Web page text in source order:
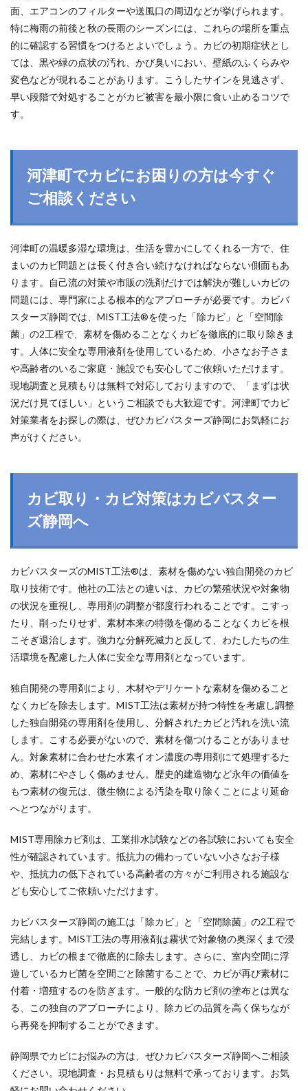
面、エアコンのフィルターや送風口の周辺などが挙げられます。
特に梅雨の前後と秋の長雨のシーズンには、これらの場所を重点
的に確認する習慣をつけるとよいでしょう。カビの初期症状とし
ては、黒や緑の点状の汚れ、かび臭いにおい、壁紙のふくらみや
変色などが現れることがあります。こうしたサインを見逃さず、
早い段階で対処することがカビ被害を最小限に食い止めるコツで
す。
河津町でカビにお困りの方は今すぐ
ご相談ください
河津町の温暖多湿な環境は、生活を豊かにしてくれる一方で、住
まいのカビ問題とは長く付き合い続けなければならない側面もあ
ります。自己流の対策や市販の洗剤だけでは解決が難しいカビの
問題には、専門家による根本的なアプローチが必要です。カビバ
スターズ静岡では、MIST工法®を使った「除カビ」と「空間除
菌」の2工程で、素材を傷めることなくカビを徹底的に取り除きま
す。人体に安全な専用液剤を使用しているため、小さなお子さま
や高齢者のいるご家庭・施設でも安心してご依頼いただけます。
現地調査と見積もりは無料で対応しておりますので、「まずは状
況だけ見てほしい」というご相談でも大歓迎です。河津町でカビ
対策業者をお探しの際は、ぜひカビバスターズ静岡にお気軽にお
声がけください。
カビ取り・カビ対策はカビバスター
ズ静岡へ
カビバスターズのMIST工法®は、素材を傷めない独自開発のカビ
取り技術です。他社の工法との違いは、カビの繁殖状況や対象物
の状況を重視し、専用剤の調整が都度行われることです。こすっ
たり、削ったりせず、素材本来の特徴を傷めることなくカビを根
こそぎ退治します。強力な分解死滅力と反して、わたしたちの生
活環境を配慮した人体に安全な専用剤となっています。
独自開発の専用剤により、木材やデリケートな素材を傷めること
なくカビを除去します。MIST工法は素材が持つ特性を考慮し調整
した独自開発の専用剤を使用し、分解されたカビと汚れを洗い流
します。こする必要がないので、素材を傷つけることがありませ
ん。対象素材に合わせた水素イオン濃度の専用剤にて処理するた
め、素材にやさしく傷めません。歴史的建造物など永年の価値を
もつ素材の復元は、微生物による汚染を取り除くことにより延命
へとつながります。
MIST専用除カビ剤は、工業排水試験などの各試験においても安全
性が確認されています。抵抗力の備わっていない小さなお子様
や、抵抗力の低下されている高齢者の方々がご利用される施設な
ども安心してご依頼いただけます。
カビバスターズ静岡の施工は「除カビ」と「空間除菌」の2工程で
完結します。MIST工法の専用液剤は霧状で対象物の奥深くまで浸
透し、カビの根まで徹底的に除去します。さらに、室内空間に浮
遊しているカビ菌を空間ごと除菌することで、カビが再び素材に
付着・増殖するのを防ぎます。一般的な防カビ剤の塗布とは異な
る、この独自のアプローチにより、除カビの品質を高く保ちなが
ら再発を抑制することができます。
静岡県でカビにお悩みの方は、ぜひカビバスターズ静岡へご相談
ください。現地調査・お見積もりは無料で承っております。お気